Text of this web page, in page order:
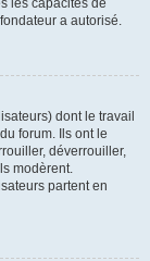
les capacités de
a autorisé.
dont le travail
forum. Ils ont le
déverrouiller,
modèrent.
partent en